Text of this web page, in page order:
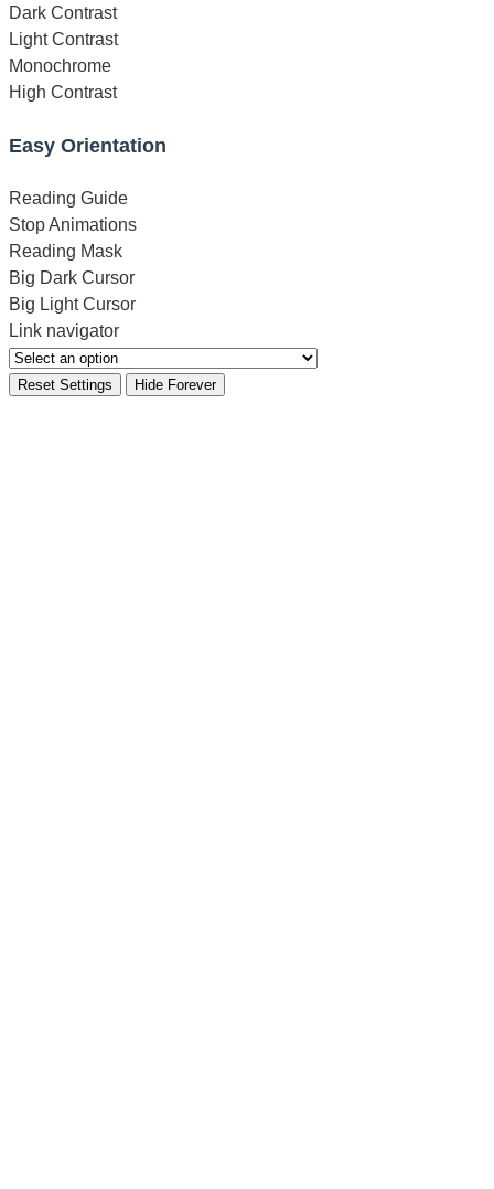
Dark Contrast
Light Contrast
Monochrome
High Contrast
Easy Orientation
Reading Guide
Stop Animations
Reading Mask
Big Dark Cursor
Big Light Cursor
Link navigator
Reset Settings Hide Forever